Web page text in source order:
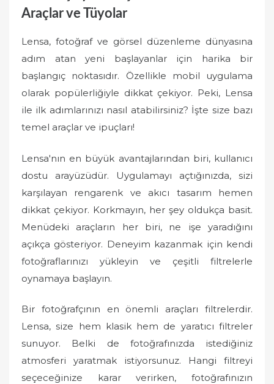
Araçlar ve Tüyolar
Lensa, fotoğraf ve görsel düzenleme dünyasına
adım atan yeni başlayanlar için harika bir
başlangıç noktasıdır. Özellikle mobil uygulama
olarak popülerliğiyle dikkat çekiyor. Peki, Lensa
ile ilk adımlarınızı nasıl atabilirsiniz? İşte size bazı
temel araçlar ve ipuçları!
Lensa'nın en büyük avantajlarından biri, kullanıcı
dostu arayüzüdür. Uygulamayı açtığınızda, sizi
karşılayan rengarenk ve akıcı tasarım hemen
dikkat çekiyor. Korkmayın, her şey oldukça basit.
Menüdeki araçların her biri, ne işe yaradığını
açıkça gösteriyor. Deneyim kazanmak için kendi
fotoğraflarınızı yükleyin ve çeşitli filtrelerle
oynamaya başlayın.
Bir fotoğrafçının en önemli araçları filtrelerdir.
Lensa, size hem klasik hem de yaratıcı filtreler
sunuyor. Belki de fotoğrafınızda istediğiniz
atmosferi yaratmak istiyorsunuz. Hangi filtreyi
seçeceğinize karar verirken, fotoğrafınızın